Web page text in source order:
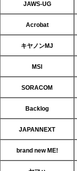
JAWS-UG
Acrobat
キヤノンMJ
MSI
SORACOM
Backlog
JAPANNEXT
brand new ME!